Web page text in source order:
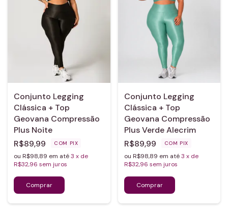
Conjunto Legging
Clássica + Top
Geovana Compressão
Plus Noite
R$89,99
COM PIX
ou R$98,89 em até3 x de
R$32,96 sem juros
Conjunto Legging
Clássica + Top
Geovana Compressão
Plus Verde Alecrim
R$89,99
COM PIX
ou R$98,89 em até3 x de
R$32,96 sem juros